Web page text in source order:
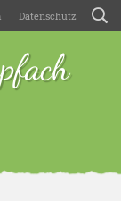
Datenschutz